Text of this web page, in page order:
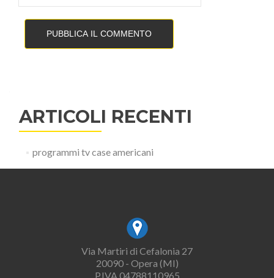
ARTICOLI RECENTI
programmi tv case americani
Via Martiri di Cefalonia 27
20090 - Opera (MI)
P.IVA 04788110965